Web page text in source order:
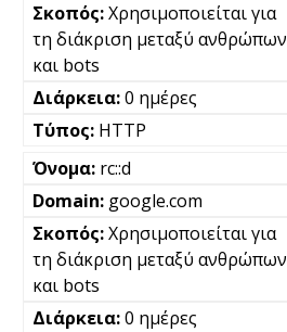
Χρησιμοποιείται για
τη διάκριση μεταξύ ανθρώπων
και bots
0 ημέρες
HTTP
rc::d
google.com
Χρησιμοποιείται για
τη διάκριση μεταξύ ανθρώπων
και bots
0 ημέρες